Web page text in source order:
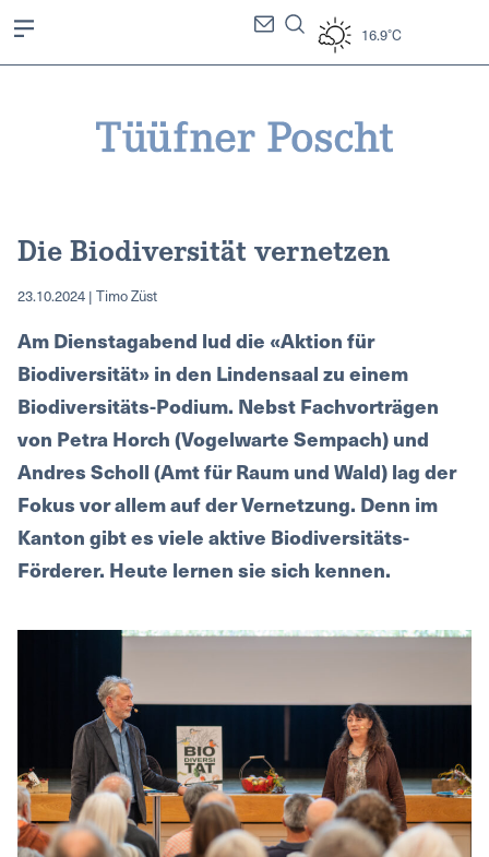
16.9°C
Die Biodiversität vernetzen
23.10.2024 | Timo Züst
Am Dienstagabend lud die «Aktion für
Biodiversität» in den Lindensaal zu einem
Biodiversitäts-Podium. Nebst Fachvorträgen
von Petra Horch (Vogelwarte Sempach) und
Andres Scholl (Amt für Raum und Wald) lag der
Fokus vor allem auf der Vernetzung. Denn im
Kanton gibt es viele aktive Biodiversitäts-
Förderer. Heute lernen sie sich kennen.